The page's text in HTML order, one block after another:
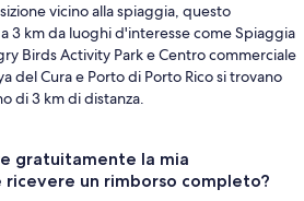
vicino alla spiaggia, questo
3 km da luoghi d'interesse come Spiaggia
Birds Activity Park e Centro commerciale
del Cura e Porto di Porto Rico si trovano
di 3 km di distanza.
gratuitamente la mia
un rimborso completo?